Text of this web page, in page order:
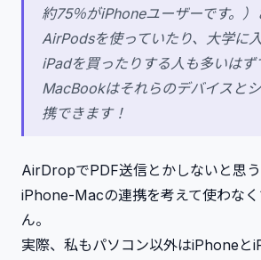
約75％がiPhoneユーザーです。）
AirPodsを使っていたり、大学に
iPadを買ったりする人も多いはず
MacBookはそれらのデバイスと
携できます！
AirDropでPDF送信とかしないと思
iPhone-Macの連携を考えて使わな
ん。
実際、私もパソコン以外はiPhoneと